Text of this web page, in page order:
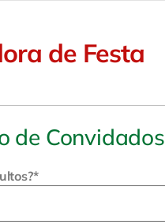
de Festa
de Convidados
*